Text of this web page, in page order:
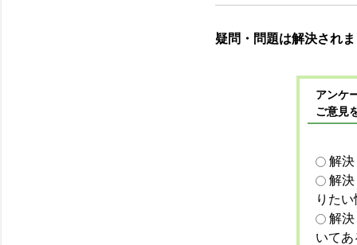
疑問・問題は解決され
アンケ
ご意見
解
解
りた
解
いて